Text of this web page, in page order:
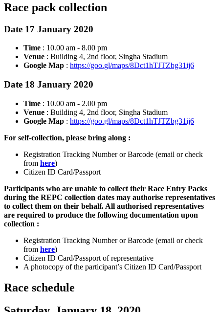
Race pack collection
Date 17 January 2020
Time : 10.00 am - 8.00 pm
Venue : Building 4, 2nd floor, Singha Stadium
Google Map : https://goo.gl/maps/8Dct1hTJTZbg31ij6
Date 18 January 2020
Time : 10.00 am - 2.00 pm
Venue : Building 4, 2nd floor, Singha Stadium
Google Map : https://goo.gl/maps/8Dct1hTJTZbg31ij6
For self-collection, please bring along :
Registration Tracking Number or Barcode (email or check
from here)
Citizen ID Card/Passport
Participants who are unable to collect their Race Entry Packs
during the REPC collection dates may authorise representatives
to collect them on their behalf. All authorised representatives
are required to produce the following documentation upon
collection :
Registration Tracking Number or Barcode (email or check
from here)
Citizen ID Card/Passport of representative
A photocopy of the participant’s Citizen ID Card/Passport
Race schedule